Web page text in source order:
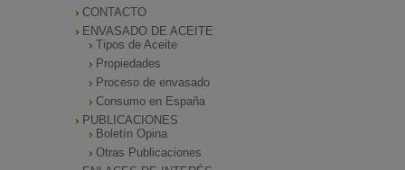
CONTACTO
ENVASADO DE ACEITE
Tipos de Aceite
Propiedades
Proceso de envasado
Consumo en España
PUBLICACIONES
Boletín Opina
Otras Publicaciones